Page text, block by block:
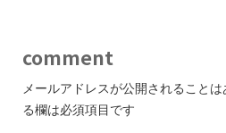
comment
メールアドレスが公開されることは
る欄は必須項目です